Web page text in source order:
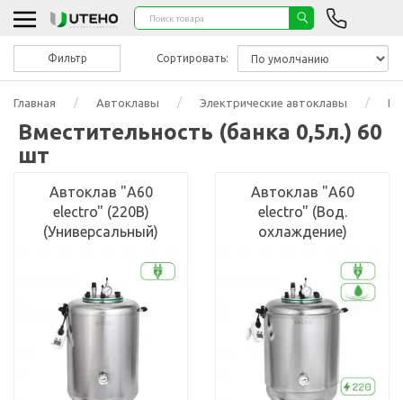
Главная Автоклавы Электрические автоклавы
Вместительность (банка 0,5л.) 60
шт
Фильтр Сортировать:
Автоклав "А60
electro" (220В)
(Универсальный)
Автоклав "А60
electro" (Вод.
охлаждение)